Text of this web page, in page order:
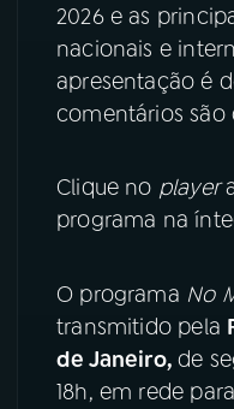
Instagram
TikTok
2026 e as
nacionais e
apresentação é
comentários são
Clique no player
programa na
O programa No
transmitido pela
de Janeiro,de
18h, em rede